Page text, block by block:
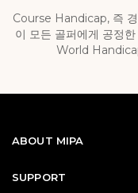
Course Handicap, 즉
이 모든 골퍼에게 공정
World
ABOUT MIPA
SUPPORT